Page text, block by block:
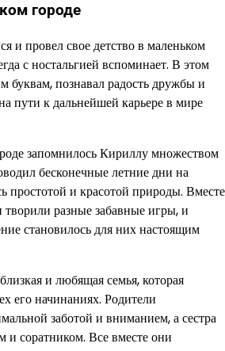
городе
и провел свое детство в маленьком
с ностальгией вспоминает. В этом
буквам, познавал радость дружбы и
пути к дальнейшей карьере в мире
запомнилось Кириллу множеством
бесконечные летние дни на
простотой и красотой природы. Вместе
разные забавные игры, и
становилось для них настоящим
и любящая семья, которая
его начинаниях. Родители
заботой и вниманием, а сестра
соратником. Все вместе они